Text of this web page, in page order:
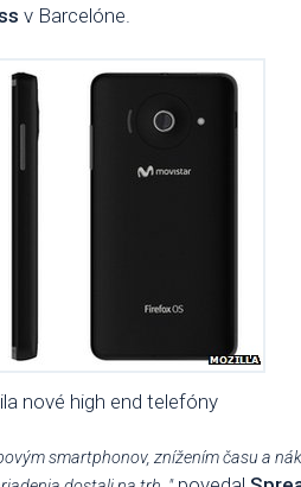
v Barcelóne.
nové high end telefóny
smartphonov, znížením času a